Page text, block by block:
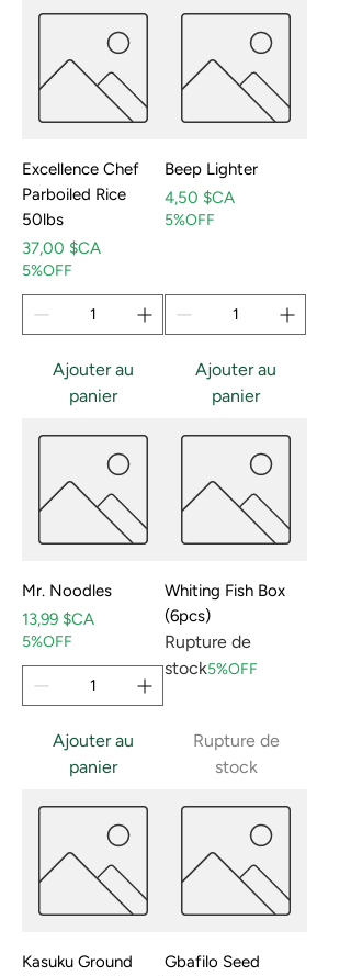
Excellence Chef
Parboiled Rice
50lbs
Prix
37,00 $CA
5%OFF
Ajouter au
panier
Beep Lighter
Prix
4,50 $CA
5%OFF
Ajouter au
panier
Mr. Noodles
Prix
13,99 $CA
5%OFF
Ajouter au
panier
Whiting Fish Box
(6pcs)
Rupture de
stock5%OFF
Rupture de
stock
Kasuku Ground
Gbafilo Seed